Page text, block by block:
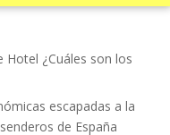
¿Cuáles son los
escapadas a la
de España